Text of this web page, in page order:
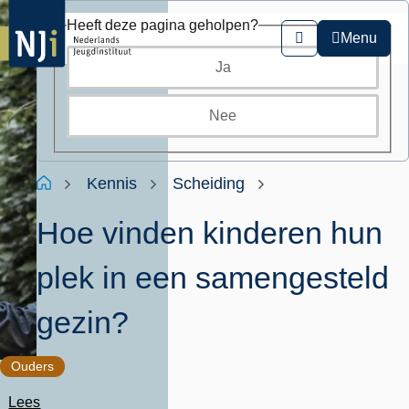
Overslaan
en
naar
de
inhoud
gaan
Zoeken
Menu
Kruimelpad
HomeKennis Scheiding
Hoe vinden kinderen hun
plek in een samengesteld
gezin?
Ouders
Lees
Heeft deze pagina geholpen?
Ja
Nee